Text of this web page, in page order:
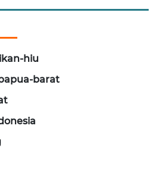
hiu
barat